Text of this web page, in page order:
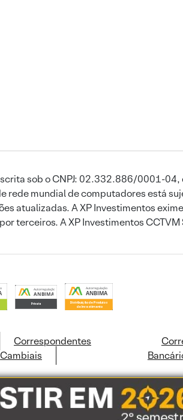
sob o CNPJ: 02.332.886/0001-
rede mundial de computadores está
atualizadas. A XP Investimentos
terceiros. A XP Investimentos
Correspondentes
Cambiais
Este site usa cookies e dados pessoais de acordo com a